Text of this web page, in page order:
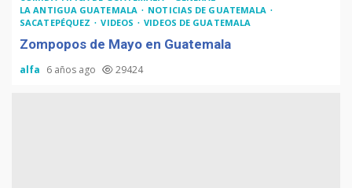
LA ANTIGUA GUATEMALA
NOTICIAS DE GUATEMALA
SACATEPÉQUEZ
VIDEOS VIDEOS DE GUATEMALA
Zompopos de Mayo en Guatemala
alfa 6 años ago 29424